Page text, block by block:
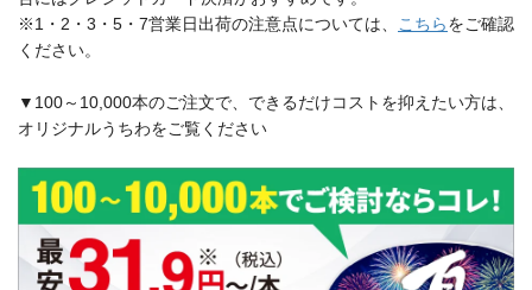
※1・2・3・5・7営業日出荷の注意点については、 こちらをご確認
ください。
▼100～10,000本のご注文で、できるだけコストを抑えたい方は、
オリジナルうちわをご覧ください